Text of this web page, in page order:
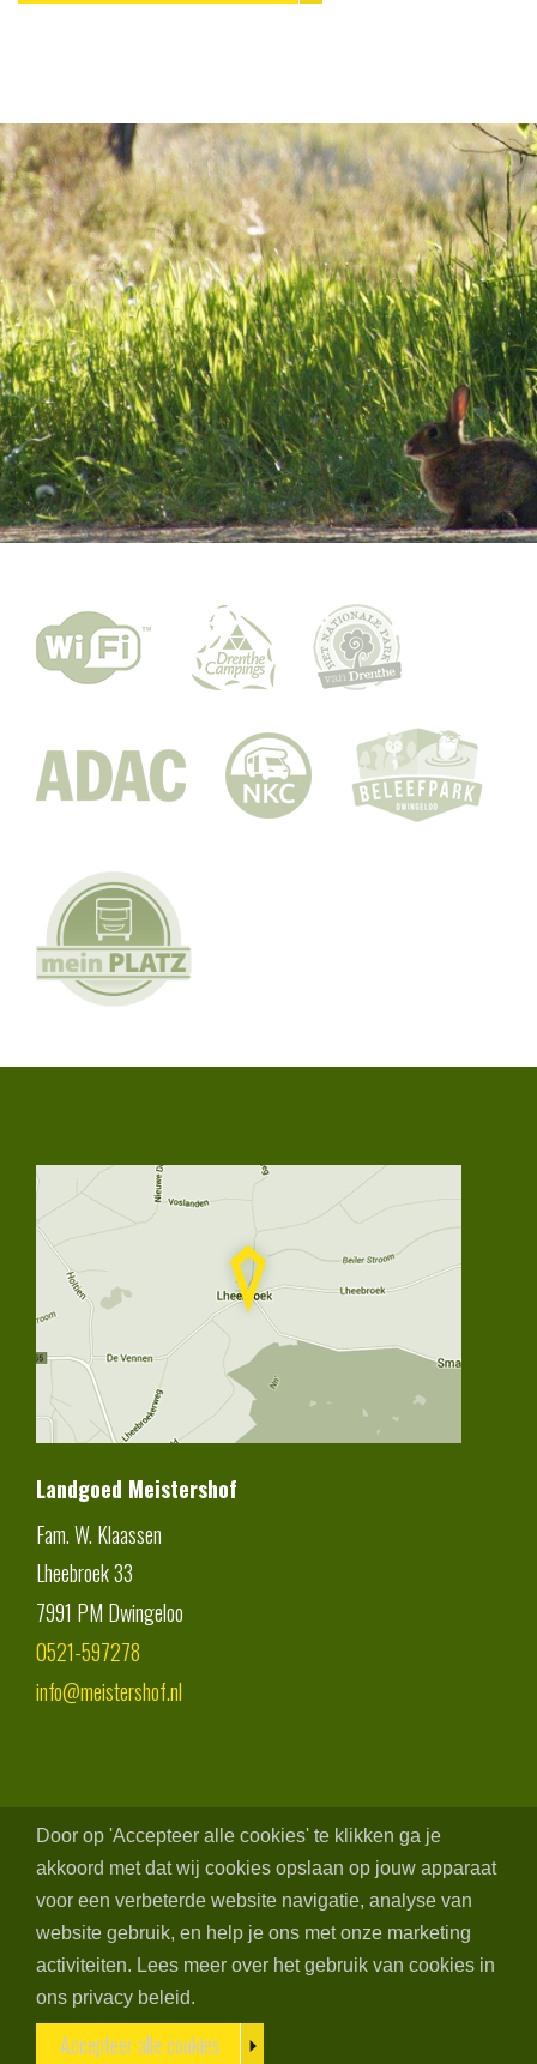
Landgoed Meistershof
Fam. W. Klaassen
Lheebroek 33
7991 PM Dwingeloo
0521-597278
info@meistershof.nl
Door op 'Accepteer alle cookies' te klikken ga je
akkoord met dat wij cookies opslaan op jouw apparaat
voor een verbeterde website navigatie, analyse van
website gebruik, en help je ons met onze marketing
activiteiten. Lees meer over het gebruik van cookies in
ons privacy beleid.
Accepteer alle cookies